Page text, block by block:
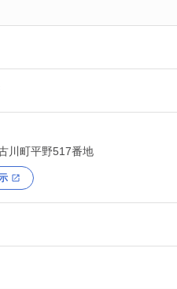
川町平野517番地